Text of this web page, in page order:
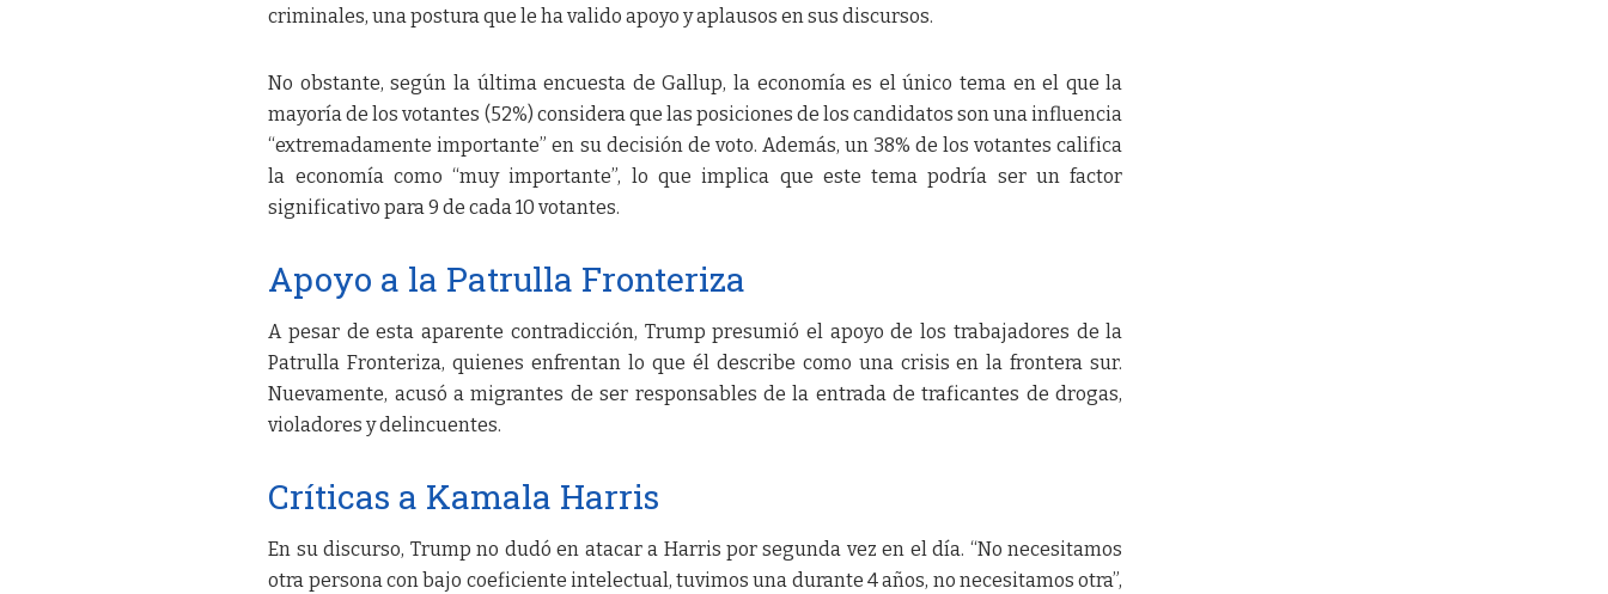
criminales, una postura que le ha valido apoyo y aplausos en sus discursos.
No obstante, según la última encuesta de Gallup, la economía es el único tema en el que la
mayoría de los votantes (52%) considera que las posiciones de los candidatos son una influencia
“extremadamente importante” en su decisión de voto. Además, un 38% de los votantes califica
la economía como “muy importante”, lo que implica que este tema podría ser un factor
significativo para 9 de cada 10 votantes.
Apoyo a la Patrulla Fronteriza
A pesar de esta aparente contradicción, Trump presumió el apoyo de los trabajadores de la
Patrulla Fronteriza, quienes enfrentan lo que él describe como una crisis en la frontera sur.
Nuevamente, acusó a migrantes de ser responsables de la entrada de traficantes de drogas,
violadores y delincuentes.
Críticas a Kamala Harris
En su discurso, Trump no dudó en atacar a Harris por segunda vez en el día. “No necesitamos
otra persona con bajo coeficiente intelectual, tuvimos una durante 4 años, no necesitamos otra”,